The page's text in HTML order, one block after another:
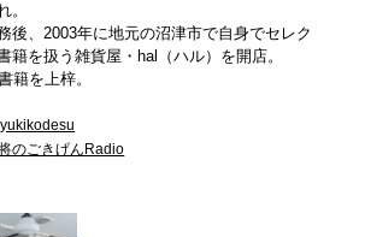
。
後、2003年に地元の沼津市で自身でセレク
籍を扱う雑貨屋・hal（ハル）を開店。
籍を上梓。
のごきげんRadio